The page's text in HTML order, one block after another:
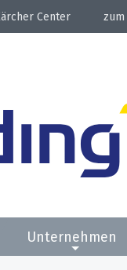
Center
Unternehmen